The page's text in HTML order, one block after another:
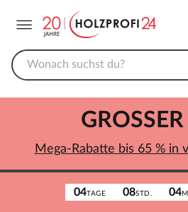
04TAGE 08STD. 04
GROSSER
Mega-Rabatte bis 65 % in